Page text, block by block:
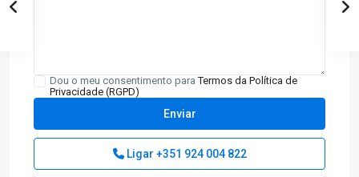
Dou o meu consentimento paraTermos da Política de
Privacidade (RGPD)
Ligar +351 924 004 822